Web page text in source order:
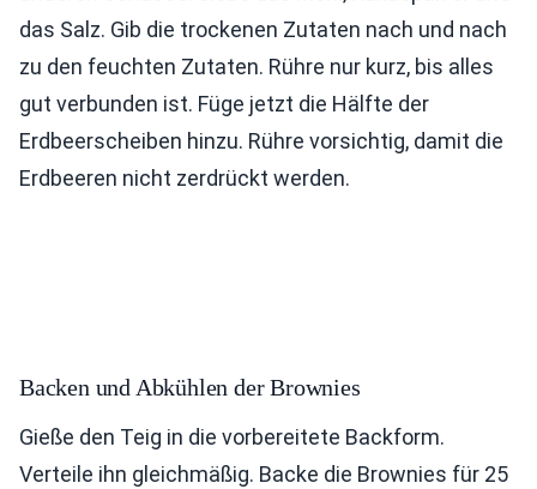
das Salz. Gib die trockenen Zutaten nach und nach
zu den feuchten Zutaten. Rühre nur kurz, bis alles
gut verbunden ist. Füge jetzt die Hälfte der
Erdbeerscheiben hinzu. Rühre vorsichtig, damit die
Erdbeeren nicht zerdrückt werden.
Backen und Abkühlen der Brownies
Gieße den Teig in die vorbereitete Backform.
Verteile ihn gleichmäßig. Backe die Brownies für 25